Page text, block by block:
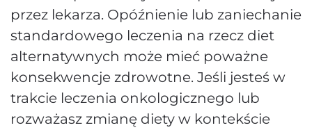
przez lekarza. Opóźnienie lub zaniechanie
standardowego leczenia na rzecz diet
alternatywnych może mieć poważne
konsekwencje zdrowotne. Jeśli jesteś w
trakcie leczenia onkologicznego lub
rozważasz zmianę diety w kontekście